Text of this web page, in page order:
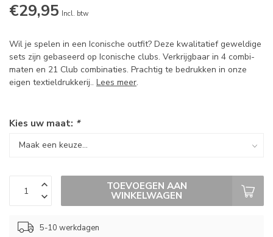
€29,95 Incl. btw
Wil je spelen in een Iconische outfit? Deze kwalitatief geweldige
sets zijn gebaseerd op Iconische clubs. Verkrijgbaar in 4 combi-
maten en 21 Club combinaties. Prachtig te bedrukken in onze
eigen textieldrukkerij.. Lees meer.
Kies uw maat: *
TOEVOEGEN AAN
WINKELWAGEN
5-10 werkdagen